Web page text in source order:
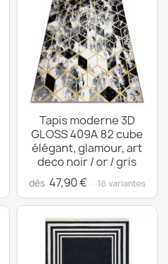
Tapis moderne 3D
GLOSS 409A 82 cube
élégant, glamour, art
deco noir / or / gris
dès 47,90 € · 16 variantes